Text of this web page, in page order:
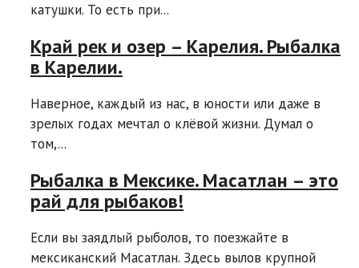
катушки. То есть при...
Край рек и озер – Карелия. Рыбалка
в Карелии.
Наверное, каждый из нас, в юности или даже в
зрелых годах мечтал о клёвой жизни. Думал о
том,...
Рыбалка в Мексике. Масатлан – это
рай для рыбаков!
Если вы заядлый рыболов, то поезжайте в
мексиканский Масатлан. Здесь вылов крупной